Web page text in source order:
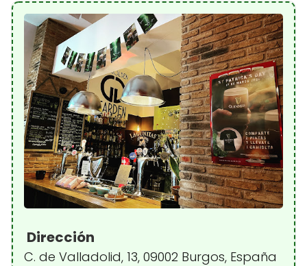
Dirección
C. de Valladolid, 13, 09002 Burgos, España